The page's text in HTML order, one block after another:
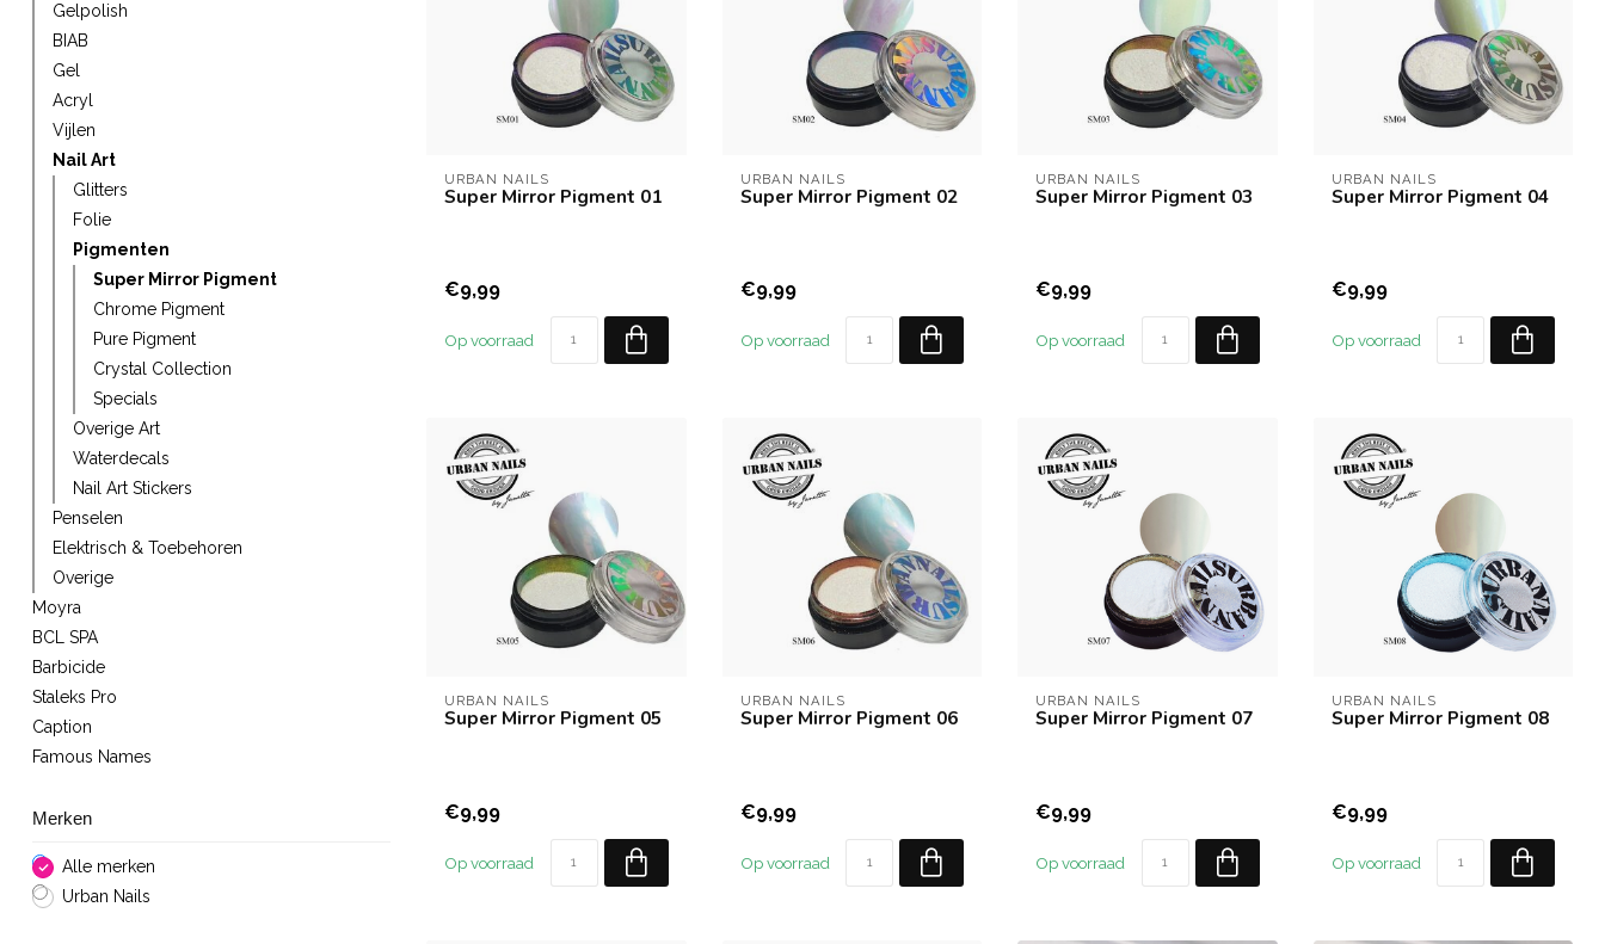
Gelpolish
BIAB
Gel
Acryl
Vijlen
Nail Art
Glitters
Folie
Pigmenten
Super Mirror Pigment
Chrome Pigment
Pure Pigment
Crystal Collection
Specials
Overige Art
Waterdecals
Nail Art Stickers
Penselen
Elektrisch & Toebehoren
Overige
Moyra
BCL SPA
Barbicide
Staleks Pro
Caption
Famous Names
Merken
Alle merken
Urban Nails
URBAN NAILS
Super Mirror Pigment 01
€9,99
Op voorraad
URBAN NAILS
Super Mirror Pigment 02
€9,99
Op voorraad
URBAN NAILS
Super Mirror Pigment 03
€9,99
Op voorraad
URBAN NAILS
Super Mirror Pigment 04
€9,99
Op voorraad
URBAN NAILS
Super Mirror Pigment 05
€9,99
Op voorraad
URBAN NAILS
Super Mirror Pigment 06
€9,99
Op voorraad
URBAN NAILS
Super Mirror Pigment 07
€9,99
Op voorraad
URBAN NAILS
Super Mirror Pigment 08
€9,99
Op voorraad